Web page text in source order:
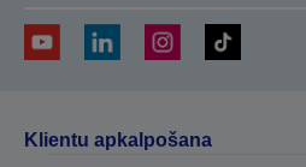
Klientu apkalpošana